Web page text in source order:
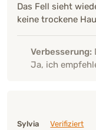
Das Fell sieht
keine trockene
Verbesserung:
Ja, ich
Sylvia
Verifiziert